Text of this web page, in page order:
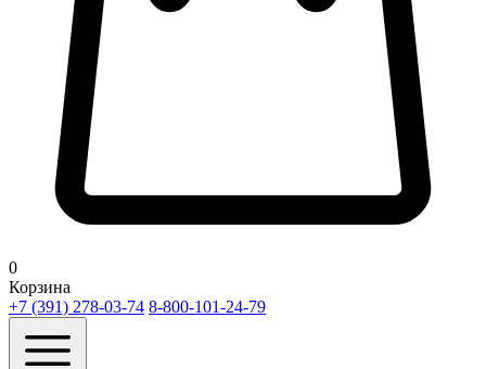
0
Корзина
+7 (391) 278-03-74 8-800-101-24-79